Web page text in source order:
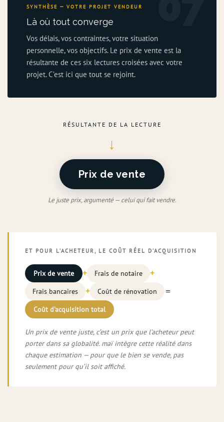
SYNTHÈSE — VOTRE PROJET VENDEUR
Là où tout converge
Vos délais, vos contraintes, votre situation
personnelle, vos objectifs. Le prix de vente est la
résultante de ces six lectures croisées avec votre
projet. C’est ici que tout se rejoint.
RÉSULTANTE DE LA LECTURE
↓
Prix de vente
Le juste prix, argumenté — celui qui fait vendre.
ET POUR L’ACHETEUR, LE COÛT RÉEL D’ACQUISITION
Prix de vente + Frais de notaire +
Frais bancaires + Coût de rénovation =
Coût d’acquisition total
Un prix de vente juste, c’est un prix que l’acheteur peut
porter dans sa globalité. maï intègre cette réalité dans
chaque estimation — pour que le bien se vende, pas
seulement pour qu’il soit affiché.